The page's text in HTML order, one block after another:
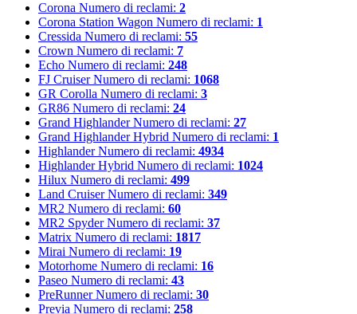
Corona Numero di reclami: 2
Corona Station Wagon Numero di reclami: 1
Cressida Numero di reclami: 55
Crown Numero di reclami: 7
Echo Numero di reclami: 248
FJ Cruiser Numero di reclami: 1068
GR Corolla Numero di reclami: 3
GR86 Numero di reclami: 24
Grand Highlander Numero di reclami: 27
Grand Highlander Hybrid Numero di reclami: 1
Highlander Numero di reclami: 4934
Highlander Hybrid Numero di reclami: 1024
Hilux Numero di reclami: 499
Land Cruiser Numero di reclami: 349
MR2 Numero di reclami: 60
MR2 Spyder Numero di reclami: 37
Matrix Numero di reclami: 1817
Mirai Numero di reclami: 19
Motorhome Numero di reclami: 16
Paseo Numero di reclami: 43
PreRunner Numero di reclami: 30
Previa Numero di reclami: 258